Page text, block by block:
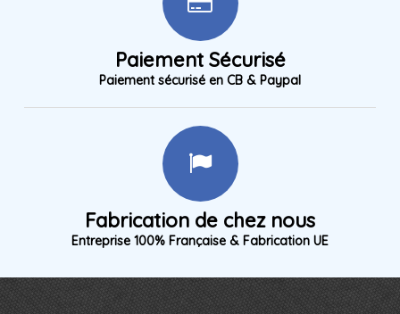
Paiement Sécurisé
Paiement sécurisé en CB & Paypal
Fabrication de chez nous
Entreprise 100% Française & Fabrication UE